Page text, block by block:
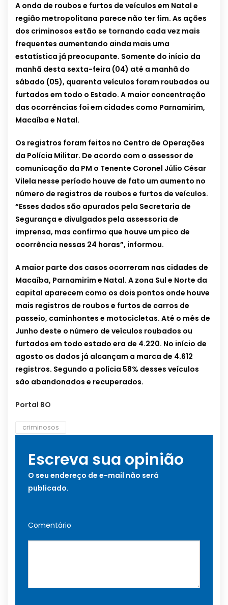
A onda de roubos e furtos de veículos em Natal e
região metropolitana parece não ter fim. As ações
dos criminosos estão se tornando cada vez mais
frequentes aumentando ainda mais uma
estatística já preocupante. Somente do início da
manhã desta sexta-feira (04) até a manhã do
sábado (05), quarenta veículos foram roubados ou
furtados em todo o Estado. A maior concentração
das ocorrências foi em cidades como Parnamirim,
Macaíba e Natal.
Os registros foram feitos no Centro de Operações
da Polícia Militar. De acordo com o assessor de
comunicação da PM o Tenente Coronel Júlio César
Vilela nesse período houve de fato um aumento no
número de registros de roubos e furtos de veículos.
“Esses dados são apurados pela Secretaria de
Segurança e divulgados pela assessoria de
imprensa, mas confirmo que houve um pico de
ocorrência nessas 24 horas”, informou.
A maior parte dos casos ocorreram nas cidades de
Macaíba, Parnamirim e Natal. A zona Sul e Norte da
capital aparecem como os dois pontos onde houve
mais registros de roubos e furtos de carros de
passeio, caminhontes e motocicletas. Até o mês de
Junho deste o número de veículos roubados ou
furtados em todo estado era de 4.220. No início de
agosto os dados já alcançam a marca de 4.612
registros. Segundo a polícia 58% desses veículos
são abandonados e recuperados.
Portal BO
criminosos
Escreva sua opinião
O seu endereço de e-mail não será
publicado.
Comentário